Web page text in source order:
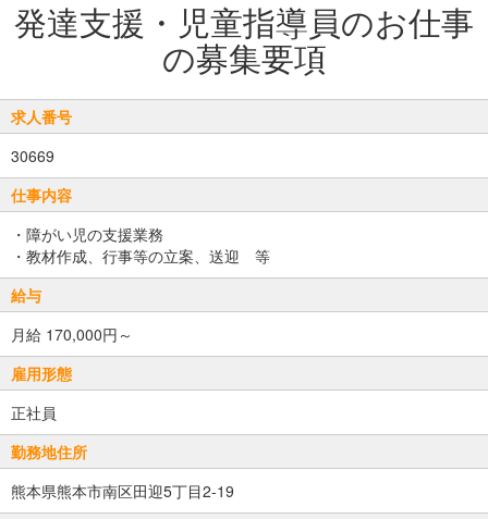
発達支援・児童指導員のお仕事
の募集要項
求人番号
30669
仕事内容
・障がい児の支援業務
・教材作成、行事等の立案、送迎 等
給与
月給 170,000円～
雇用形態
正社員
勤務地住所
熊本県熊本市南区田迎5丁目2-19